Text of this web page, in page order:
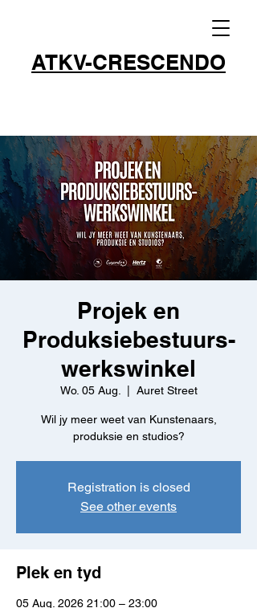
ATKV-CRESCENDO
Projek en
Produksiebestuurs-
werkswinkel
Wo. 05 Aug. Auret Street
Wil jy meer weet van Kunstenaars,
produksie en studios?
Registration is closed
See other events
Plek en tyd
05 Aug. 2026 21:00 – 23:00